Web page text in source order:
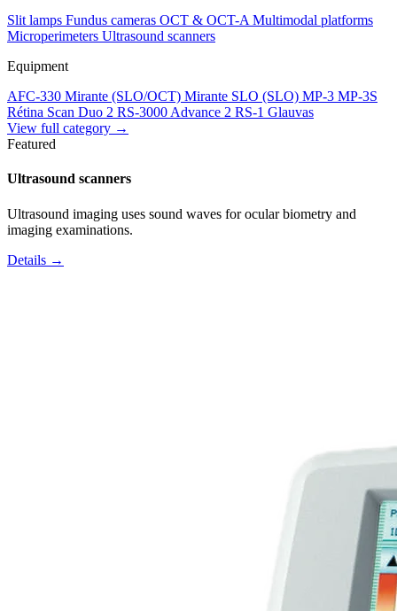
Slit lamps Fundus cameras OCT & OCT-A Multimodal platforms
Microperimeters Ultrasound scanners
Equipment
AFC-330 Mirante (SLO/OCT) Mirante SLO (SLO) MP-3 MP-3S
Rétina Scan Duo 2 RS-3000 Advance 2 RS-1 Glauvas
View full category →
Featured
Ultrasound scanners
Ultrasound imaging uses sound waves for ocular biometry and
imaging examinations.
Details →